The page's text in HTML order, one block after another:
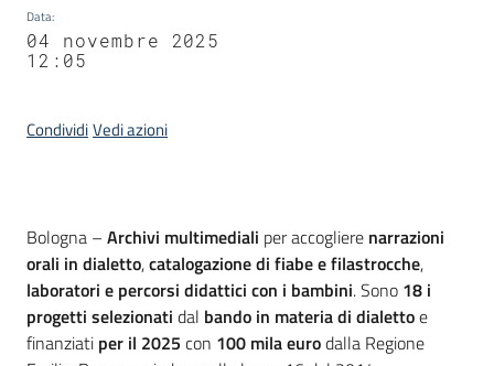
Data:
04 novembre 2025
12:05
CondividiVedi azioni
Contenuto
Bologna – Archivi multimediali per accogliere narrazioni
orali in dialetto,catalogazione di fiabe e filastrocche,
laboratori e percorsi didattici con i bambini. Sono 18 i
progetti selezionati dal bando in materia di dialettoe
finanziati per il 2025 con 100 mila eurodalla Regione